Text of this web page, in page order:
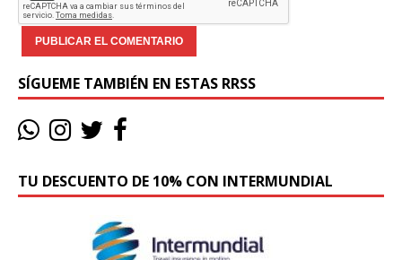
SÍGUEME TAMBIÉN EN ESTAS RRSS
TU DESCUENTO DE 10% CON INTERMUNDIAL